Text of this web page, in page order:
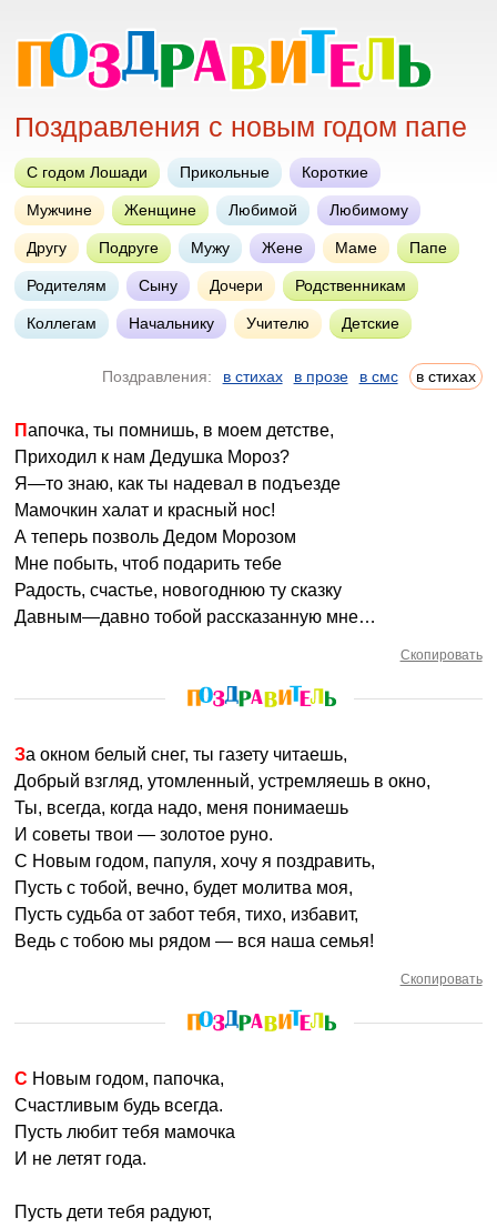
Поздравления с новым годом папе
С годом Лошади Прикольные Короткие
Мужчине Женщине Любимой Любимому
Другу Подруге Мужу Жене Маме Папе
Родителям Сыну Дочери Родственникам
Коллегам Начальнику Учителю Детские
Поздравления: в стихах в прозе в смс в стихах
Папочка, ты помнишь, в моем детстве,
Приходил к нам Дедушка Мороз?
Я—то знаю, как ты надевал в подъезде
Мамочкин халат и красный нос!
А теперь позволь Дедом Морозом
Мне побыть, чтоб подарить тебе
Радость, счастье, новогоднюю ту сказку
Давным—давно тобой рассказанную мне…
Скопировать
За окном белый снег, ты газету читаешь,
Добрый взгляд, утомленный, устремляешь в окно,
Ты, всегда, когда надо, меня понимаешь
И советы твои — золотое руно.
С Новым годом, папуля, хочу я поздравить,
Пусть с тобой, вечно, будет молитва моя,
Пусть судьба от забот тебя, тихо, избавит,
Ведь с тобою мы рядом — вся наша семья!
Скопировать
С Новым годом, папочка,
Счастливым будь всегда.
Пусть любит тебя мамочка
И не летят года.
Пусть дети тебя радуют,